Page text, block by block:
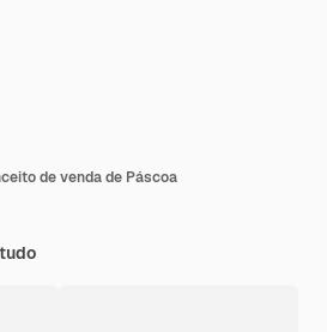
de venda de Páscoa